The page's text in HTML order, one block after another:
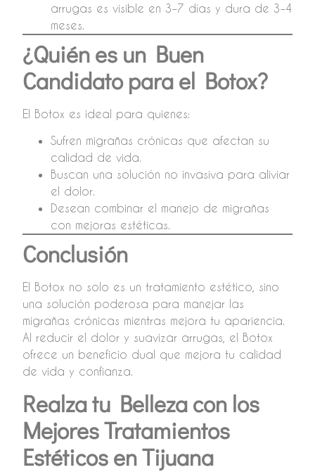
arrugas es visible en 3–7 días y dura de 3–4
meses.
¿Quién es un Buen
Candidato para el Botox?
El Botox es ideal para quienes:
Sufren migrañas crónicas que afectan su
calidad de vida.
Buscan una solución no invasiva para aliviar
el dolor.
Desean combinar el manejo de migrañas
con mejoras estéticas.
Conclusión
El Botox no solo es un tratamiento estético, sino
una solución poderosa para manejar las
migrañas crónicas mientras mejora tu apariencia.
Al reducir el dolor y suavizar arrugas, el Botox
ofrece un beneficio dual que mejora tu calidad
de vida y confianza.
Realza tu Belleza con los
Mejores Tratamientos
Estéticos en Tijuana